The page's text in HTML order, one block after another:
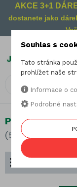
AKCE 3+1
dostanete jako
Pro
(58 produktů)
Souhlas s
Tato stránka
prohlížet naše
Informace o
Podrobné